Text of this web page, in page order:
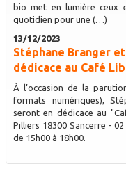
bio met en lumière
quotidien pour une (…)
13/12/2023
Stéphane Branger
dédicace au Café
À l’occasion de la
formats numériques),
seront en dédicace au
Pilliers 18300 Sancerre -
de 15h00 à 18h00.